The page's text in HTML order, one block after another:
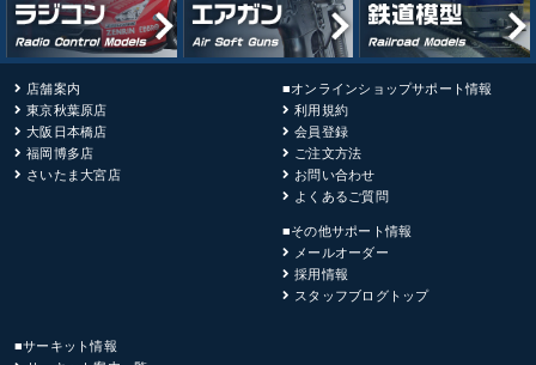
店舗案内
東京秋葉原店
大阪日本橋店
福岡博多店
さいたま大宮店
■オンラインショップサポート情報
利用規約
会員登録
ご注文方法
お問い合わせ
よくあるご質問
■その他サポート情報
メールオーダー
採用情報
スタッフブログトップ
■サーキット情報